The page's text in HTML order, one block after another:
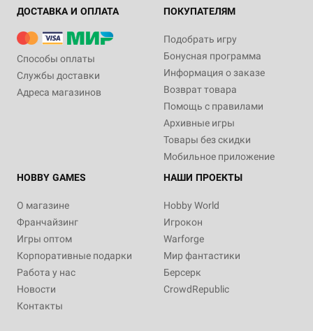
ДОСТАВКА И ОПЛАТА
Способы оплаты
Службы доставки
Адреса магазинов
ПОКУПАТЕЛЯМ
Подобрать игру
Бонусная программа
Информация о заказе
Возврат товара
Помощь с правилами
Архивные игры
Товары без скидки
Мобильное приложение
HOBBY GAMES
О магазине
Франчайзинг
Игры оптом
Корпоративные подарки
Работа у нас
Новости
Контакты
НАШИ ПРОЕКТЫ
Hobby World
Игрокон
Warforge
Мир фантастики
Берсерк
CrowdRepublic